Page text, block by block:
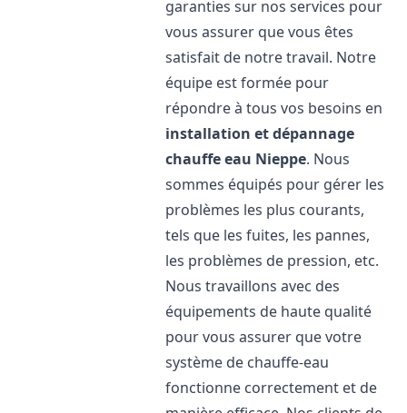
garanties sur nos services pour
vous assurer que vous êtes
satisfait de notre travail. Notre
équipe est formée pour
répondre à tous vos besoins en
installation et dépannage
chauffe eau Nieppe. Nous
sommes équipés pour gérer les
problèmes les plus courants,
tels que les fuites, les pannes,
les problèmes de pression, etc.
Nous travaillons avec des
équipements de haute qualité
pour vous assurer que votre
système de chauffe-eau
fonctionne correctement et de